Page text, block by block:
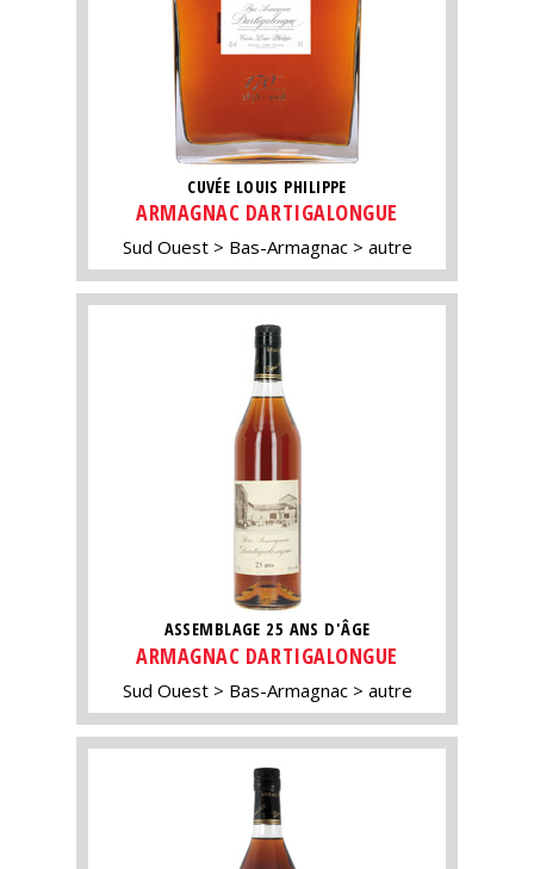
CUVÉE LOUIS PHILIPPE
ARMAGNAC DARTIGALONGUE
Sud Ouest Bas-Armagnac autre
ASSEMBLAGE 25 ANS D'ÂGE
ARMAGNAC DARTIGALONGUE
Sud Ouest Bas-Armagnac autre